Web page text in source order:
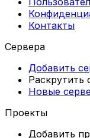
Контакты
Сервера
Добавить
Раскрутить
Новые
Проекты
Добавить